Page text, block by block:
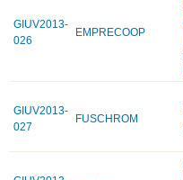
GIUV2013-
026
EMPRECOOP
GIUV2013-
027
FUSCHROM